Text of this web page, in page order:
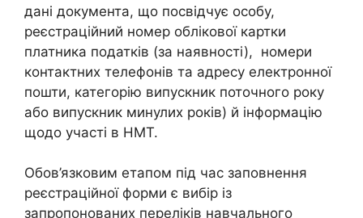
дані документа, що посвідчує особу,
реєстраційний номер облікової картки
платника податків (за наявності), номери
контактних телефонів та адресу електронної
пошти, категорію випускник поточного року
або випускник минулих років) й інформацію
щодо участі в НМТ.
Обов’язковим етапом під час заповнення
реєстраційної форми є вибір із
запропонованих переліків навчального